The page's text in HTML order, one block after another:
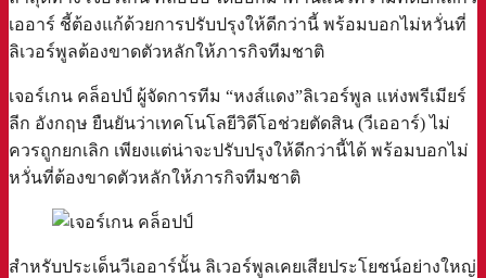
เออาร์ ชี้ต้องแก้ด้วยการปรับปรุงให้ดีกว่านี้ พร้อมบอกไม่หวั่นที่
ลิเวอร์พูลต้องขาดตัวหลักให้ภารกิจทีมชาติ
เจอร์เกน คล็อปป์ ผู้จัดการทีม “หงส์แดง”ลิเวอร์พูล แห่งพรีเมียร์
ลีก อังกฤษ ยืนยันว่าเทคโนโลยีวิดีโอช่วยตัดสิน (วีเออาร์) ไม่
ควรถูกยกเลิก เพียงแต่น่าจะปรับปรุงให้ดีกว่านี้ได้ พร้อมบอกไม่
หวั่นที่ต้องขาดตัวหลักให้ภารกิจทีมชาติ
สำหรับประเด็นวีเออาร์นั้น ลิเวอร์พูลเคยเสียประโยชน์อย่างใหญ่